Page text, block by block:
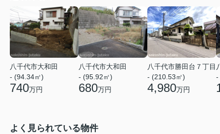
八千代市大和田
- (94.34㎡)
740万円
八千代市大和田
- (95.92㎡)
680万円
八千代市勝田台７丁目
- (210.53㎡)
4,980万円
-
よく見られている物件